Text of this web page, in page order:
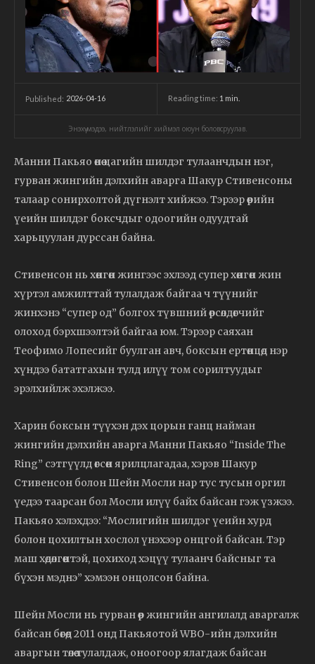
Published: 2026-04-16 Reading time: 1 min.
Энэхүү мэдээ, нийтлэлийг хиймэл оюун боловсруулав.
Манни Пакьяо өнөө цагийн шилдэг тулаанчдын нэг,
гурван жингийн дэлхийн аварга Шакур Стивенсоны
талаар сонирхолтой дүгнэлт хийжээ. Тэрээр өөрийн
үеийн шилдэг боксчдыг одоогийн одуудтай
харьцуулан дурссан байна.
Стивенсон нь хөнгөн жингээс эхлээд супер хөнгөн жин
хүртэл амжилттай тулалдаж байгаа ч түүнийг
жинхэнэ “супер од” болгох түвшний өрсөлдөгчийг
олоход бэрхшээлтэй байгаа юм. Тэрээр саяхан
Теофимо Лопесийг буулган авч, боксын ертөнцөд нэр
хүндээ бататгахын тулд илүү том сорилтуудыг
эрэлхийлж эхэлжээ.
Харин боксын түүхэн дэх цорын ганц найман
жингийн дэлхийн аварга Манни Пакьяо “Inside The
Ring” сэтгүүлд өгсөн ярилцлагадаа, хэрэв Шакур
Стивенсон болон Шейн Мосли нар тус тусын оргил
үедээ таарсан бол Мосли илүү байх байсан гэж үзжээ.
Пакьяо хэлэхдээ: “Мослигийн шилдэг үеийн хурд
болон цохилтын хослол үнэхээр онцгой байсан. Тэр
маш хөдөлгөөнтэй, цохиход хэцүү тулаанч байсныг та
бүхэн мэднэ” хэмээн онцолсон байна.
Шейн Мосли нь гурван өөр жингийн ангилалд аваргалж
байсан бөгөөд 2011 онд Пакьяотой WBO-ийн дэлхийн
аваргын төлөө тулалдаж, оноогоор ялагдаж байсан